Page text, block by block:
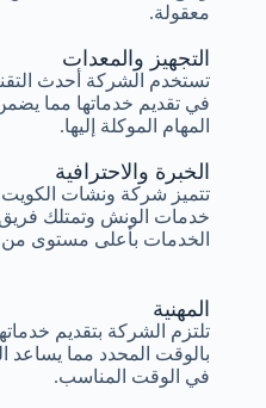
الخبرة والاحترافية
تتميز شركة ونشات
خدمات الونش وتمتلك
الخدمات بأعلى مستوى من
التجهيز والمعدات
تستخدم الشركة أحدث
في تقديم خدماتها مما
المهام الموكلة إليها.
معقولة.
المهنية
تلتزم الشركة بتقديم
بالوقت المحدد مما يساعد
في الوقت المناسب.